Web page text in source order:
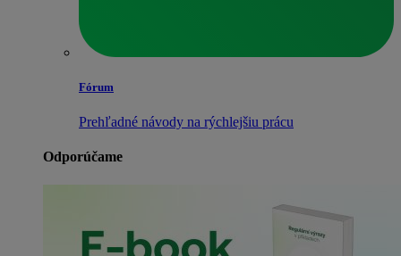
Fórum
Prehľadné návody na rýchlejšiu prácu
Odporúčame